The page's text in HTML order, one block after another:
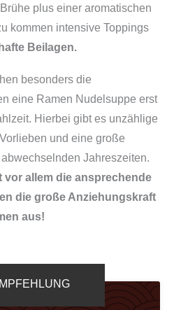
plus einer aromatischen
kommen intensive Toppings
Beilagen.
besonders die
eine Ramen Nudelsuppe erst
Hierbei gibt es unzählige
und eine große
Jahreszeiten.
vor allem die ansprechende
die große Anziehungskraft
aus!